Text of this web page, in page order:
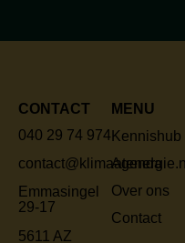
CONTACT
040 29 74 974
contact@klimaatenergie.nl
Emmasingel
29-17
5611 AZ
MENU
Kennishub
Agenda
Over ons
Contact